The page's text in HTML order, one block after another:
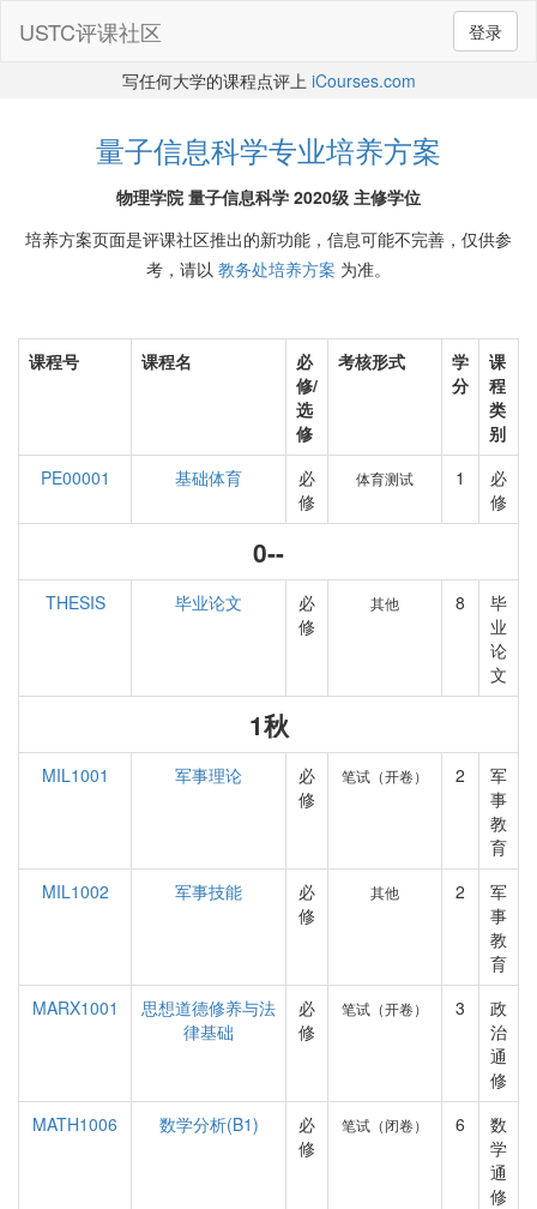
登录
USTC评课社区
写任何大学的课程点评上 iCourses.com
量子信息科学专业培养方案
物理学院 量子信息科学 2020级 主修学位
培养方案页面是评课社区推出的新功能，信息可能不完善，仅供参
考，请以 教务处培养方案 为准。
课程号 课程名
必
修/
选
修
考核形式
学
分
课
程
类
别
PE00001
基础体育
必
修
体育测试 1
必
修
0--
THESIS 毕业论文
必
修
其他 8
毕
业
论
文
1秋
MIL1001 军事理论
必
修
笔试（开卷） 2
军
事
教
育
MIL1002
军事技能
必
修
其他 2
军
事
教
育
MARX1001
思想道德修养与法
律基础
必
修
笔试（开卷） 3
政
治
通
修
MATH1006
数学分析(B1)
必
修
笔试（闭卷） 6
数
学
通
修